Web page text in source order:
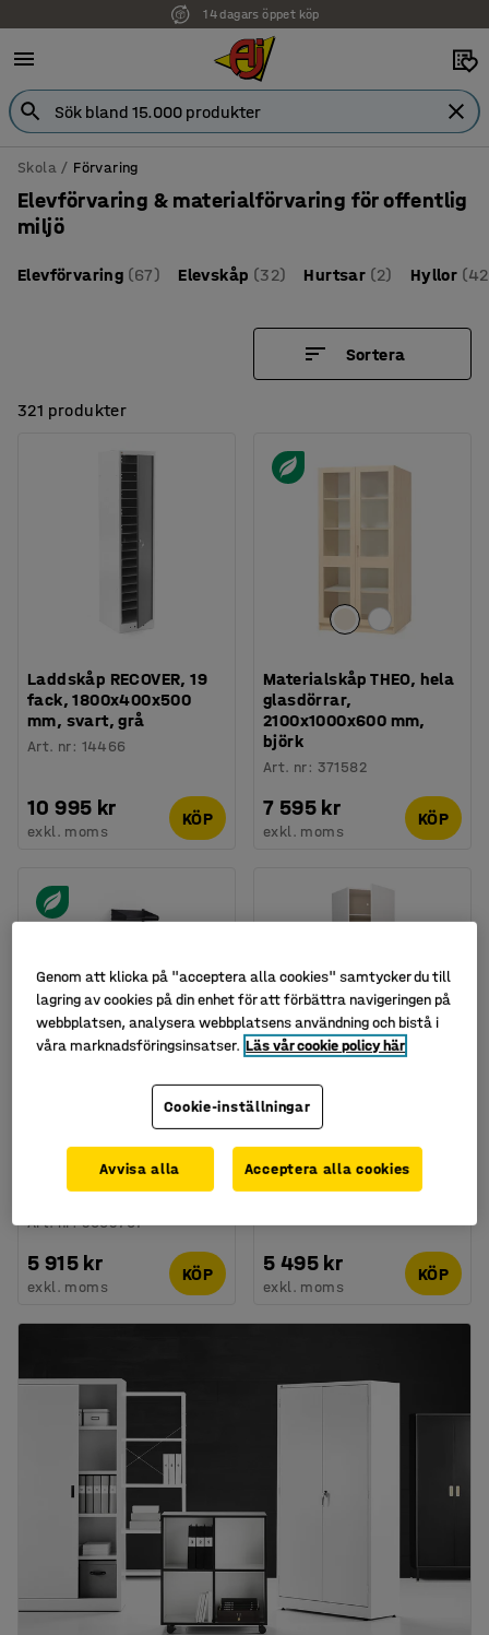
Faktura för företag
Skola Förvaring
Elevförvaring & materialförvaring för offentlig
miljö
Elevförvaring (67) Elevskåp (32) Hurtsar (2) Hyllor
Sortera
321 produkter
Laddskåp RECOVER, 19
fack, 1800x400x500
mm, svart, grå
Art. nr: 14466
10 995 kr
exkl. moms
KÖP
Materialskåp THEO, hela
glasdörrar,
2100x1000x600 mm,
björk
Art. nr: 371582
7 595 kr
exkl. moms
KÖP
Finns i flera utföranden
påbyggnadssektion,
vägghängd, 5 skohyllor,
1800x600x300 mm,
antracit
Art. nr:3003707
5 915 kr
exkl. moms
KÖP
Garderob, högerhängd
dörr, vit, vit
Art. nr 372373
5 495 kr
exkl. moms
KÖP
Genom att klicka på "acceptera alla cookies" samtycker du till
lagring av cookies på din enhet för att förbättra navigeringen på
webbplatsen, analysera webbplatsens användning och bistå i
våra marknadsföringsinsatser. Läs vår cookie policy här
Cookie-inställningar
Avvisa alla Acceptera alla cookies